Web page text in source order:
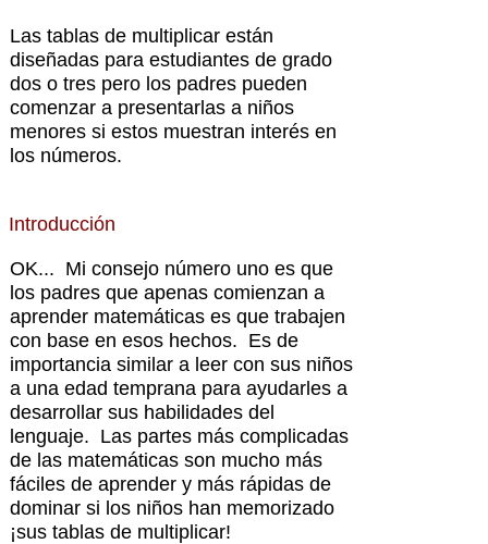
Las tablas de multiplicar están
diseñadas para estudiantes de grado
dos o tres pero los padres pueden
comenzar a presentarlas a niños
menores si estos muestran interés en
los números.
Introducción
OK... Mi consejo número uno es que
los padres que apenas comienzan a
aprender matemáticas es que trabajen
con base en esos hechos. Es de
importancia similar a leer con sus niños
a una edad temprana para ayudarles a
desarrollar sus habilidades del
lenguaje. Las partes más complicadas
de las matemáticas son mucho más
fáciles de aprender y más rápidas de
dominar si los niños han memorizado
¡sus tablas de multiplicar!